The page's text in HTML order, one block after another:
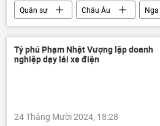
Quân sự Châu Âu
Nga
Serbia
NATO
BRICS
Thế giới
Kinh tế
Hội nghị thượng đỉnh BRICS tại Kazan 2024
Tỷ phú Phạm Nhật Vượng lập doanh
nghiệp dạy lái xe điện
24 Tháng Mười 2024, 18:28